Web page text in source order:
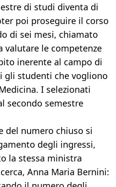
di studi diventa di
poi proseguire il corso
di sei mesi, chiamato
valutare le competenze
inerente al campo di
gli studenti che vogliono
I selezionati
secondo semestre
del numero chiuso si
degli ingressi,
la stessa ministra
Anna Maria Bernini: